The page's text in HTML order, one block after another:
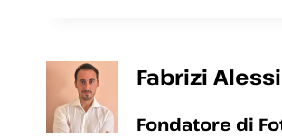
Fabrizi
Fondatore di